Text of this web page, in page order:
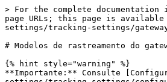
> For the complete documentation index, see [llms.txt](https://help.impact.com/llms.txt). Markdown versions of documentation pages are available by appending `.md` to page URLs; this page is available as [Markdown](https://help.impact.com/brand/pt-br/what-would-you-like-to-learn-about/account-administration/program-settings/tracking-settings/gateway-tracking-templates.md).

# Modelos de rastreamento do gateway

{% hint style="warning" %}
**Importante:** Consulte [Configure as configurações de rastreamento do Gateway](/brand/pt-br/what-would-you-like-to-learn-about/account-administration/program-settings/tracking-settings/configure-gateway-tracking-settings.md) antes de continuar com este artigo de ajuda.
{% endhint %}

#### Modelo de rastreamento do programa

* É aqui que você pode definir parâmetros de string de consulta para todos os links de rastreamento dentro do seu programa. Esses parâmetros serão aplicados aos links de todas as suas fontes de mídia e parceiros. Consulte o *referência de parâmetros de string de consulta* abaixo para obter ajuda.

<div data-with-frame="true"><figure><img src="/files/742aa08544d599f707a7420fa3f8f6fe6e85fc7f" alt=""><figcaption></figcaption></figure></div>

#### Modelo de rastreamento do parceiro

* É aqui que você pode adicionar parâmetros globais de string de consulta aos links de rastreamento do parceiro. Se um clique vier de um link de rastreamento de parceiro, os parâmetros que você definir no modelo serão aplicados. Este é um bom lugar para adicionar parâmetros UTM. Saiba como [Coletar